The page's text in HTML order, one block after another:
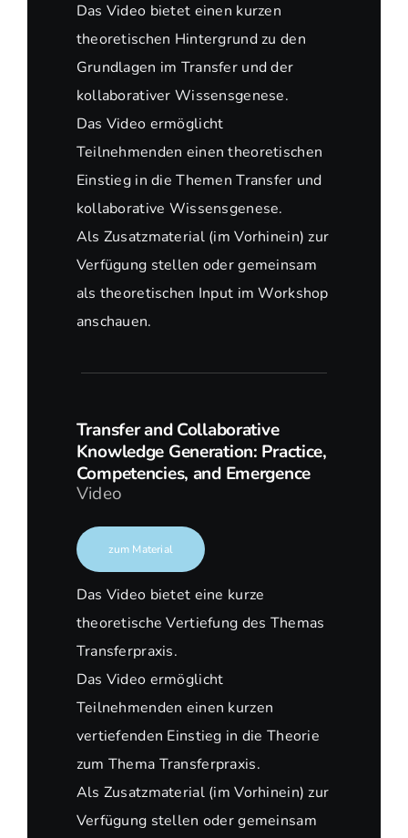
Das Video bietet einen kurzen
theoretischen Hintergrund zu den
Grundlagen im Transfer und der
kollaborativer Wissensgenese.
Das Video ermöglicht
Teilnehmenden einen theoretischen
Einstieg in die Themen Transfer und
kollaborative Wissensgenese.
Als Zusatzmaterial (im Vorhinein) zur
Verfügung stellen oder gemeinsam
als theoretischen Input im Workshop
anschauen.
Transfer and Collaborative
Knowledge Generation: Practice,
Competencies, and Emergence
Video
zum Material
Das Video bietet eine kurze
theoretische Vertiefung des Themas
Transferpraxis.
Das Video ermöglicht
Teilnehmenden einen kurzen
vertiefenden Einstieg in die Theorie
zum Thema Transferpraxis.
Als Zusatzmaterial (im Vorhinein) zur
Verfügung stellen oder gemeinsam